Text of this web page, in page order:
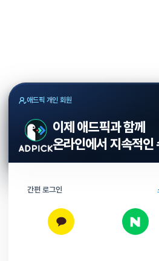
애드픽 개인 회원
이제 애드픽과 함께
온라인에서 지속적인
간편 로그인